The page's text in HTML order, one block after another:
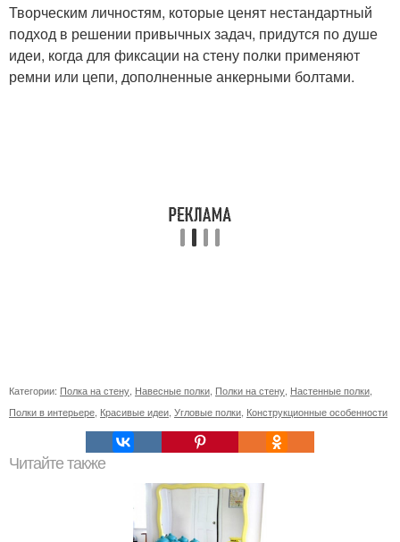
Творческим личностям, которые ценят нестандартный
подход в решении привычных задач, придутся по душе
идеи, когда для фиксации на стену полки применяют
ремни или цепи, дополненные анкерными болтами.
Категории: Полка на стену Навесные полки Полки на стену Настенные полки
Полки в интерьере Красивые идеи Угловые полки Конструкционные особенности
Читайте также